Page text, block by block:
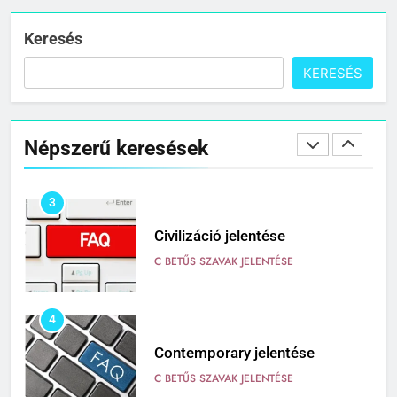
Keresés
KERESÉS
Népszerű keresések
2
Cingár jelentése
C BETŰS SZAVAK JELENTÉSE
3
Civilizáció jelentése
C BETŰS SZAVAK JELENTÉSE
4
Contemporary jelentése
C BETŰS SZAVAK JELENTÉSE